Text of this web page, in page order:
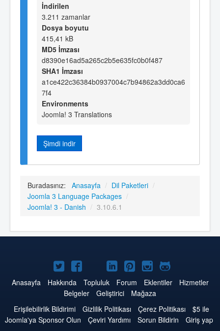
İndirilen
3.211 zamanlar
Dosya boyutu
415,41 kB
MD5 İmzası
d8390e16ad5a265c2b5e635fc0b0f487
SHA1 İmzası
a1ce422c36384b0937004c7b94862a3dd0ca6
7f4
Environments
Joomla! 3 Translations
Şimdi indir
Buradasınız: Anasayfa / Dil Paketleri /
Joomla 3 Language Packages /
Joomla! 3 - Danish / 3.10.6.1
Twitter'da
Joomla
Facebook'da
Joomla
YouTube'da
Joomla
LinkedIn'de
Joomla
Pinterest'de
Joomla
Instagram'da
Joomla
GitHub'da
Joomla
Anasayfa Hakkında Topluluk Forum Eklentiler
Hizmetler
Belgeler
Geliştirici
Mağaza
Erişilebilirlik Bildirimi
Gizlilik Politikası Çerez Politikası
$5 ile
Joomla'ya Sponsor Olun
Çeviri Yardımı Sorun Bildirin
Giriş yap